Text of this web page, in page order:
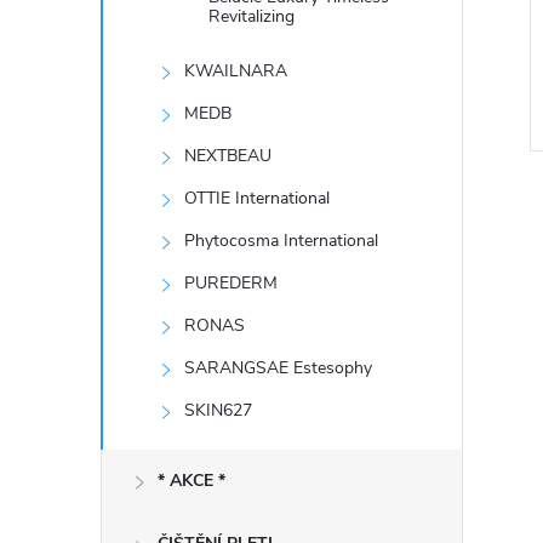
Revitalizing
KWAILNARA
MEDB
NEXTBEAU
OTTIE International
Phytocosma International
PUREDERM
RONAS
SARANGSAE Estesophy
SKIN627
* AKCE *